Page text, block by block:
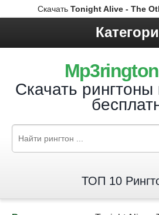
Скачать Tonight Alive - The
Скачать
ТОП 10